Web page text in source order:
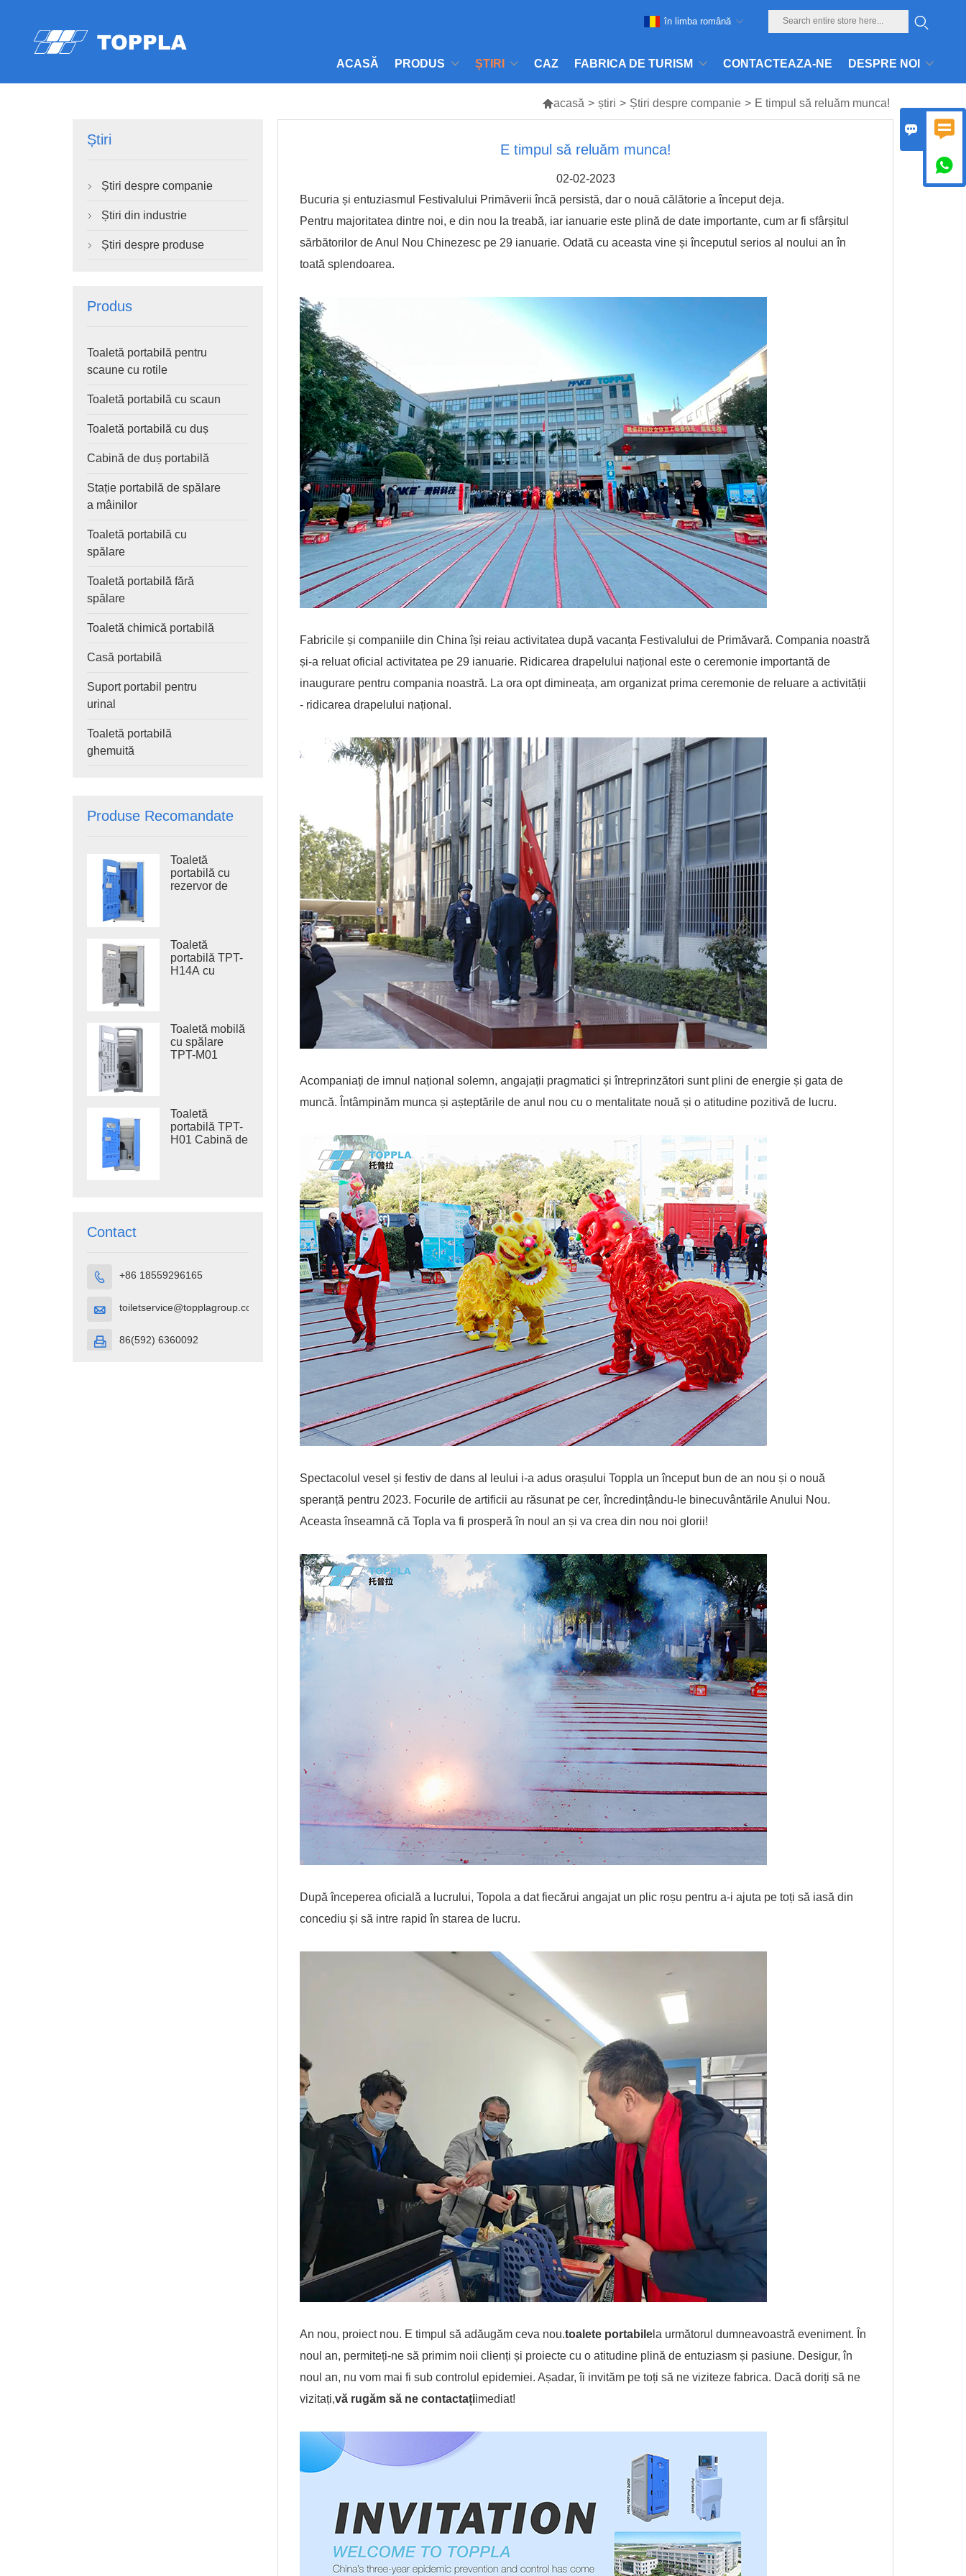
ACASĂ PRODUS ȘTIRI CAZ FABRICA DE TURISM CONTACTEAZA-NE DESPRE NOI
în limba română
acasă > știri > Știri despre companie > E timpul să reluăm munca!
Știri
 Știri despre companie
 Știri din industrie
 Știri despre produse
Produs
Toaletă portabilă pentru
scaune cu rotile
Toaletă portabilă cu scaun
Toaletă portabilă cu duș
Cabină de duș portabilă
Stație portabilă de spălare
a mâinilor
Toaletă portabilă cu
spălare
Toaletă portabilă fără
spălare
Toaletă chimică portabilă
Casă portabilă
Suport portabil pentru
urinal
Toaletă portabilă
ghemuită
Produse Recomandate
Toaletă
portabilă cu
rezervor de
portabilă cu
sistem de
spălare din
oțel, toaletă de
Toaletă
portabilă TPT-
H14A cu
din plastic
pentru exterior
Toaletă mobilă
cu spălare
TPT-M01
Toaletă
portabilă TPT-
H01 Cabină de
Contact
 +86 18559296165
 toiletservice@topplagroup.com
 86(592) 6360092
E timpul să reluăm munca!
02-02-2023
Bucuria și entuziasmul Festivalului Primăverii încă persistă, dar o nouă călătorie a început deja.
Pentru majoritatea dintre noi, e din nou la treabă, iar ianuarie este plină de date importante, cum ar fi sfârșitul
sărbătorilor de Anul Nou Chinezesc pe 29 ianuarie. Odată cu aceasta vine și începutul serios al noului an în
toată splendoarea.
Fabricile și companiile din China își reiau activitatea după vacanța Festivalului de Primăvară. Compania noastră
și-a reluat oficial activitatea pe 29 ianuarie. Ridicarea drapelului național este o ceremonie importantă de
inaugurare pentru compania noastră. La ora opt dimineața, am organizat prima ceremonie de reluare a activității
- ridicarea drapelului național.
Acompaniați de imnul național solemn, angajații pragmatici și întreprinzători sunt plini de energie și gata de
muncă. Întâmpinăm munca și așteptările de anul nou cu o mentalitate nouă și o atitudine pozitivă de lucru.
Spectacolul vesel și festiv de dans al leului i-a adus orașului Toppla un început bun de an nou și o nouă
speranță pentru 2023. Focurile de artificii au răsunat pe cer, încredințându-le binecuvântările Anului Nou.
Aceasta înseamnă că Topla va fi prosperă în noul an și va crea din nou noi glorii!
După începerea oficială a lucrului, Topola a dat fiecărui angajat un plic roșu pentru a-i ajuta pe toți să iasă din
concediu și să intre rapid în starea de lucru.
An nou, proiect nou. E timpul să adăugăm ceva nou.toalete portabile la următorul dumneavoastră eveniment. În
noul an, permiteți-ne să primim noii clienți și proiecte cu o atitudine plină de entuziasm și pasiune. Desigur, în
noul an, nu vom mai fi sub controlul epidemiei. Așadar, îi invităm pe toți să ne viziteze fabrica. Dacă doriți să ne
vizitați,vă rugăm să ne contactațiimediat!
 
